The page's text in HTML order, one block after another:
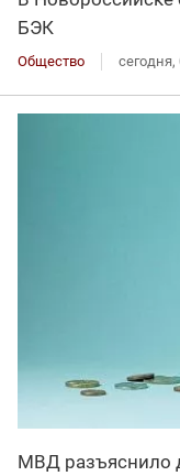
БЭК
Общество сегодня,
МВД разъяснило